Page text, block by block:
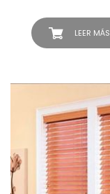
LEER MÁS